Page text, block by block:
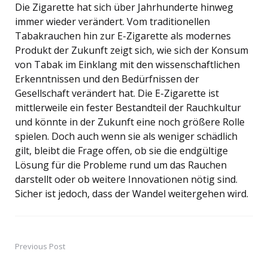
Die Zigarette hat sich über Jahrhunderte hinweg
immer wieder verändert. Vom traditionellen
Tabakrauchen hin zur E-Zigarette als modernes
Produkt der Zukunft zeigt sich, wie sich der Konsum
von Tabak im Einklang mit den wissenschaftlichen
Erkenntnissen und den Bedürfnissen der
Gesellschaft verändert hat. Die E-Zigarette ist
mittlerweile ein fester Bestandteil der Rauchkultur
und könnte in der Zukunft eine noch größere Rolle
spielen. Doch auch wenn sie als weniger schädlich
gilt, bleibt die Frage offen, ob sie die endgültige
Lösung für die Probleme rund um das Rauchen
darstellt oder ob weitere Innovationen nötig sind.
Sicher ist jedoch, dass der Wandel weitergehen wird.
Previous Post